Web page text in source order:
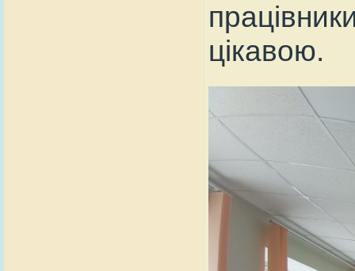
цікавою.